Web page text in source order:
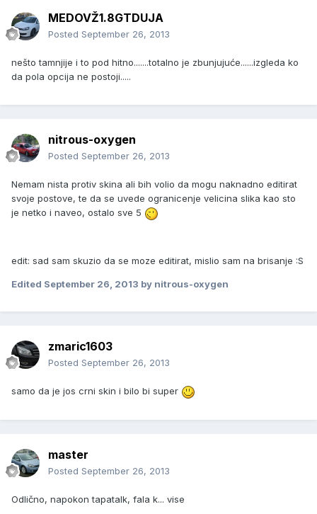
MEDOVŽ1.8GTDUJA
Posted September 26, 2013
nešto tamnjije i to pod hitno.......totalno je zbunjujuće......izgleda ko
da pola opcija ne postoji.....
nitrous-oxygen
Posted September 26, 2013
Nemam nista protiv skina ali bih volio da mogu naknadno editirat
svoje postove, te da se uvede ogranicenje velicina slika kao sto
je netko i naveo, ostalo sve 5
edit: sad sam skuzio da se moze editirat, mislio sam na brisanje :S
Edited September 26, 2013 by nitrous-oxygen
zmaric1603
Posted September 26, 2013
samo da je jos crni skin i bilo bi super
master
Posted September 26, 2013
Odlično, napokon tapatalk, fala k... vise